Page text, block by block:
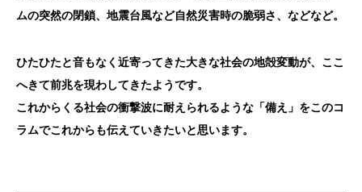
ムの突然の閉鎖、地震台風など自然災害時の脆弱さ、などなど。
ひたひたと音もなく近寄ってきた大きな社会の地殻変動が、ここ
へきて前兆を現わしてきたようです。
これからくる社会の衝撃波に耐えられるような「備え」をこのコ
ラムでこれからも伝えていきたいと思います。